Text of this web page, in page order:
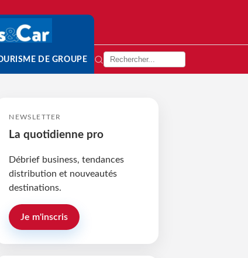
DE GROUPE
NEWSLETTER
La quotidienne pro
Débrief business, tendances
distribution et nouveautés
destinations.
Je m'inscris